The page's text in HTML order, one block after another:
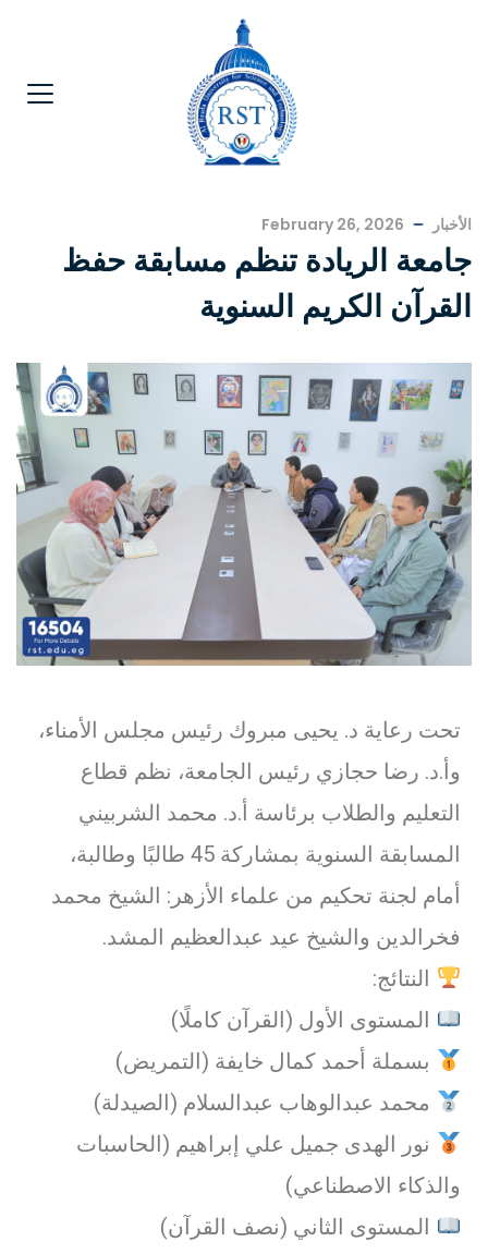
الأخبار February 26, 2026
جامعة الريادة تنظم مسابقة حفظ
القرآن الكريم السنوية
تحت رعاية د. يحيى مبروك رئيس مجلس الأمناء،
وأ.د. رضا حجازي رئيس الجامعة، نظم قطاع
التعليم والطلاب برئاسة أ.د. محمد الشربيني
المسابقة السنوية بمشاركة 45 طالبًا وطالبة،
أمام لجنة تحكيم من علماء الأزهر: الشيخ محمد
فخرالدين والشيخ عيد عبدالعظيم المشد.
النتائج:
المستوى الأول (القرآن كاملًا)
بسملة أحمد كمال خايفة (التمريض)
محمد عبدالوهاب عبدالسلام (الصيدلة)
نور الهدى جميل علي إبراهيم (الحاسبات
والذكاء الاصطناعي)
المستوى الثاني (نصف القرآن)